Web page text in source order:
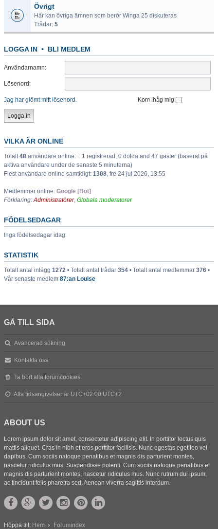
Övrigt
Här kan övriga ämnen som berör Winga 25 diskuteras
Trådar: 5
LOGGA IN • BLI MEDLEM
Användarnamn:
Lösenord:
Jag har glömt mitt lösenord. Kom ihåg mig
VILKA ÄR ONLINE
Totalt48 användare online: :: 1 registrerad, 0 dolda and 47 gäster (baserat på
aktiva användare under de senaste 5 minuterna)
Flest användare online samtidigt: 1308, fre 24 jul 2026, 13:55
Medlemmar online: Google [Bot]
Förklaring:Administratörer, Globala moderatorer
FÖDELSEDAGAR
Inga födelsedagar idag.
STATISTIK
Totalt antal inlägg 1272 • Totalt antal trådar 354 • Totalt antal medlemmar 376 •
Vår senaste medlem 87:an Louise
GÅ TILL SIDA
Avancerad sökning
Kontakta oss
Ta bort alla forumcookies
Alla tidsangivelser är UTC+02:00 UTC+2
ABOUT US
Lorem ipsum dolor sit amet, consectetur adipiscing elit. In porttitor lectus quis
mattis aliquet. Cras in nibh et eros porttitor facilisis. Nunc egestas eget leo vel
dapibus. Cum sociis natoque penatibus et magnis dis parturient montes,
nascetur ridiculus mus. Suspendisse potenti. Cum sociis natoque penatibus et
magnis dis parturient montes, nascetur ridiculus mus. Nunc rutrum dui ipsum,
ac tincidunt felis pharetra sed. Aenean viverra sagittis interdum.
Hoppa till: Hem Forumindex